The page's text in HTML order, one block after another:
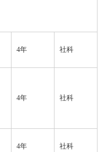
4年 社科
4年 社科
4年 社科